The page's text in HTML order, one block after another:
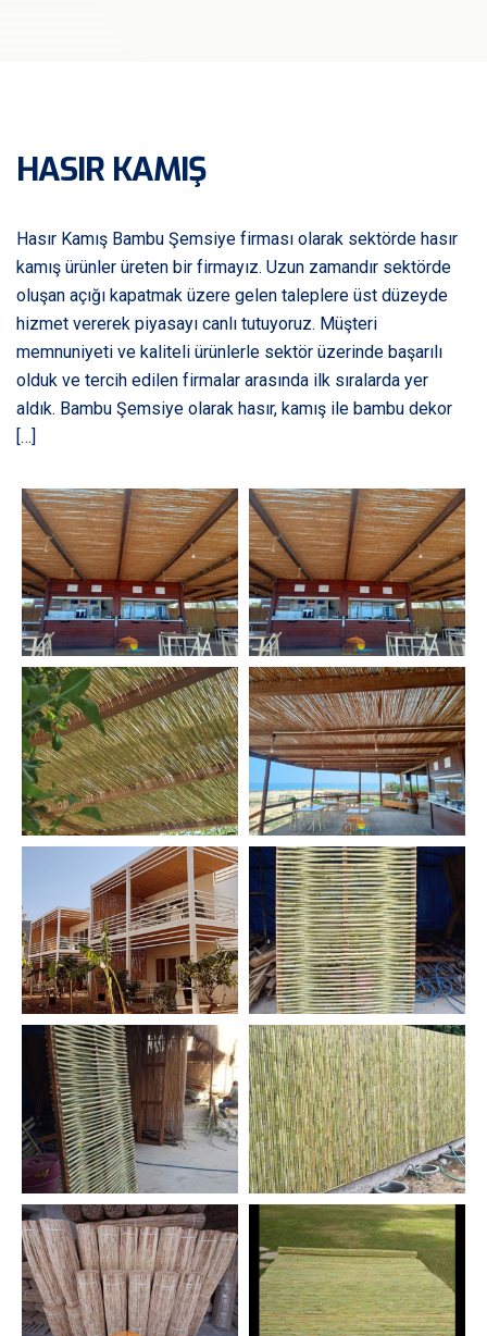
HASIR KAMIŞ
Hasır Kamış Bambu Şemsiye firması olarak sektörde hasır
kamış ürünler üreten bir firmayız. Uzun zamandır sektörde
oluşan açığı kapatmak üzere gelen taleplere üst düzeyde
hizmet vererek piyasayı canlı tutuyoruz. Müşteri
memnuniyeti ve kaliteli ürünlerle sektör üzerinde başarılı
olduk ve tercih edilen firmalar arasında ilk sıralarda yer
aldık. Bambu Şemsiye olarak hasır, kamış ile bambu dekor
[…]